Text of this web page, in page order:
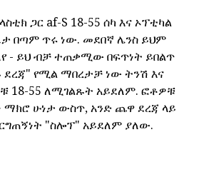
ጋር af-S 18-55 ሰካ እና ኦፕቲካል
በጣም ጥሩ ነው. መደበኛ ሌንስ ይህም
- ይህ ብቻ ተጠቃሚው በፍጥነት ይበልጥ
የሚል ማበረታቻ ነው ትንሽ እና
18-55 ለሚገልጹት አይደለም. ፎቶዎቹ
ሁነታ ውስጥ, አንድ ጨዋ ደረጃ ላይ
"ስሎፕ" አይደለም ያለው.